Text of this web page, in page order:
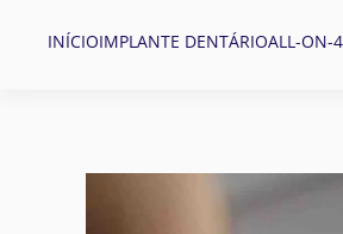
INÍCIOIMPLANTE DENTÁRIOALL-ON-4